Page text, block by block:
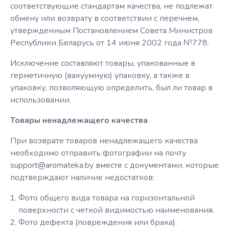
соответствующие стандартам качества, не подлежат
обмену или возврату в соответствии с перечнем,
утвержденным Постановлением Совета Министров
Республики Беларусь от 14 июня 2002 года №778.
Исключение составляют товары, упакованные в
герметичную (вакуумную) упаковку, а также в
упаковку, позволяющую определить, был ли товар в
использовании.
Товары ненадлежащего качества
При возврате товаров ненадлежащего качества
необходимо отправить фотографии на почту
support@aromateka.by вместе с документами, которые
подтверждают наличие недостатков:
Фото общего вида товара на горизонтальной
поверхности с четкой видимостью наименования.
Фото дефекта (повреждения или брака).